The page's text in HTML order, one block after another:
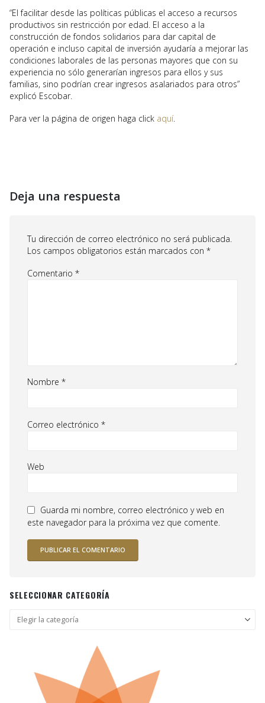
“El facilitar desde las políticas públicas el acceso a recursos
productivos sin restricción por edad. El acceso a la
construcción de fondos solidarios para dar capital de
operación e incluso capital de inversión ayudaría a mejorar las
condiciones laborales de las personas mayores que con su
experiencia no sólo generarían ingresos para ellos y sus
familias, sino podrían crear ingresos asalariados para otros”
explicó Escobar.
Para ver la página de origen haga click aquí.
Deja una respuesta
Tu dirección de correo electrónico no será publicada.
Los campos obligatorios están marcados con *
Comentario *
Nombre *
Correo electrónico *
Web
Guarda mi nombre, correo electrónico y web en
este navegador para la próxima vez que comente.
SELECCIONAR CATEGORÍA
Seleccionar
categoría